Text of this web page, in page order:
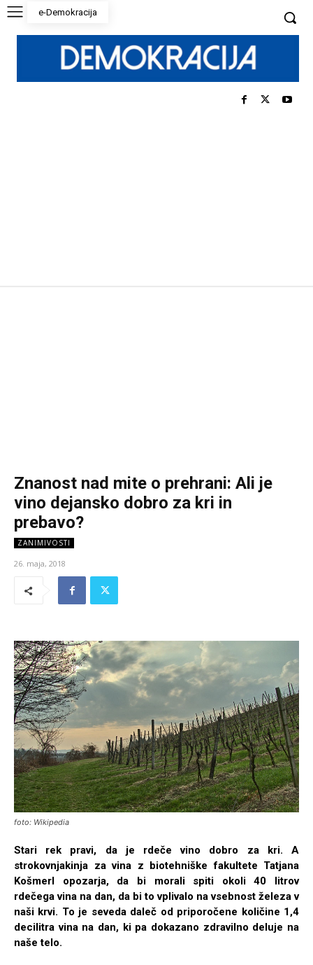
e-Demokracija
Znanost nad mite o prehrani: Ali je
vino dejansko dobro za kri in
prebavo?
ZANIMIVOSTI
26. maja, 2018
foto: Wikipedia
Stari rek pravi, da je rdeče vino dobro za kri. A
strokovnjakinja za vina z biotehniške fakultete Tatjana
Košmerl opozarja, da bi morali spiti okoli 40 litrov
rdečega vina na dan, da bi to vplivalo na vsebnost železa v
naši krvi. To je seveda daleč od priporočene količine 1,4
decilitra vina na dan, ki pa dokazano zdravilno deluje na
naše telo.